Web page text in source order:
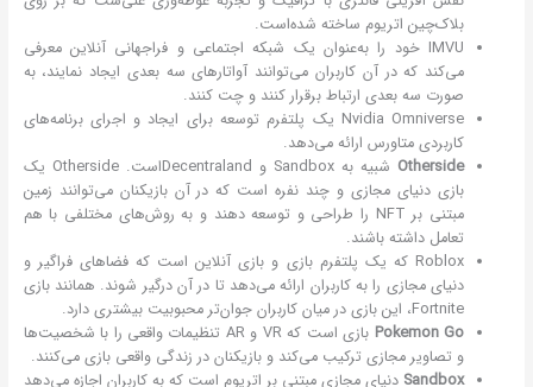
بلاک‌چین اتریوم ساخته شده‌است.
IMVU خود را به‌عنوان یک شبکه اجتماعی و فراجهانی آنلاین معرفی
می‌کند که در آن کاربران می‌توانند آواتارهای سه بعدی ایجاد نمایند، به
صورت سه بعدی ارتباط برقرار کنند و چت کنند.
Nvidia Omniverse یک پلتفرم توسعه برای ایجاد و اجرای برنامه‌های
کاربردی متاورس ارائه می‌دهد.
Otherside
شبیه به Sandbox و Decentralandاست. Otherside یک
بازی دنیای مجازی و چند نفره است که در آن بازیکنان می‌توانند زمین
مبتنی بر NFT را طراحی و توسعه دهند و به روش‌های مختلفی با هم
تعامل داشته باشند.
Roblox که یک پلتفرم بازی و بازی آنلاین است که فضاهای فراگیر و
دنیای مجازی را به کاربران ارائه می‌دهد تا در آن درگیر شوند. همانند بازی
Fortnite، این بازی در میان کاربران جوان‌تر محبوبیت بیشتری دارد.
Pokemon Go
بازی است که VR و AR تنظیمات واقعی را با شخصیت‌ها
و تصاویر مجازی ترکیب می‌کند و بازیکنان در زندگی واقعی بازی می‌کنند.
Sandbox دنیای مجازی مبتنی بر اتریوم است که به کاربران اجازه می‌دهد